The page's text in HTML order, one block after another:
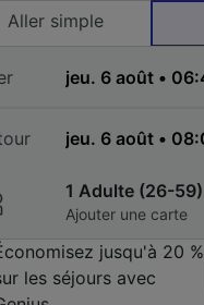
Aller simple
1 Adulte (26-59)
Ajouter une carte
jusqu'à 20 %
les séjours avec